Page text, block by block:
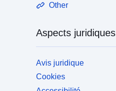
Other
Aspects juridiques
Avis juridique
Cookies